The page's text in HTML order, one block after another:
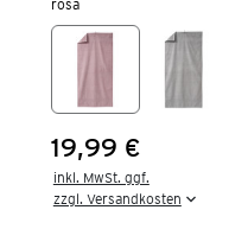
rosa
Preis:
19,99 €
inkl. MwSt. ggf.
zzgl. Versandkosten